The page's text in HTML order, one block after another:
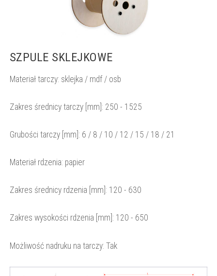
SZPULE SKLEJKOWE
Materiał tarczy: sklejka / mdf / osb
Zakres średnicy tarczy [mm]: 250 - 1525
Grubości tarczy [mm]: 6 / 8 / 10 / 12 / 15 / 18 / 21
Materiał rdzenia: papier
Zakres średnicy rdzenia [mm]: 120 - 630
Zakres wysokości rdzenia [mm]: 120 - 650
Możliwość nadruku na tarczy: Tak